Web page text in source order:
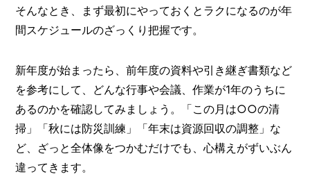
そんなとき、まず最初にやっておくとラクになるのが年
間スケジュールのざっくり把握です。
新年度が始まったら、前年度の資料や引き継ぎ書類など
を参考にして、どんな行事や会議、作業が1年のうちに
あるのかを確認してみましょう。「この月は○○の清
掃」「秋には防災訓練」「年末は資源回収の調整」な
ど、ざっと全体像をつかむだけでも、心構えがずいぶん
違ってきます。